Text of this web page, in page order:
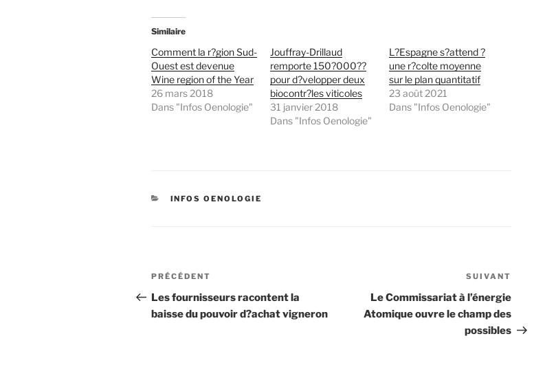
Similaire
Comment la r?gion Sud-
Ouest est devenue
Wine region of the Year
26 mars 2018
Dans "Infos Oenologie"
Jouffray-Drillaud
remporte 150?000??
pour d?velopper deux
biocontr?les viticoles
31 janvier 2018
Dans "Infos Oenologie"
L?Espagne s?attend ?
une r?colte moyenne
sur le plan quantitatif
23 août 2021
Dans "Infos Oenologie"
CATÉGORIES
INFOS OENOLOGIE
Navigation
de
l’article
Article
précédent
PRÉCÉDENT
Les fournisseurs racontent la
baisse du pouvoir d?achat vigneron
suivant
SUIVANT
Le Commissariat à l’énergie
Atomique ouvre le champ des
possibles